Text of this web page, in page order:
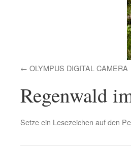
OLYMPUS DIGITAL CAMERA
Regenwald
Setze ein Lesezeichen auf den